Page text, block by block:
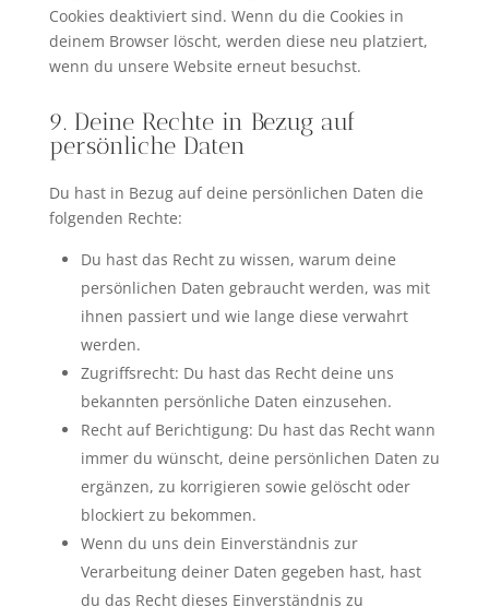
Cookies deaktiviert sind. Wenn du die Cookies in
deinem Browser löscht, werden diese neu platziert,
wenn du unsere Website erneut besuchst.
9. Deine Rechte in Bezug auf
persönliche Daten
Du hast in Bezug auf deine persönlichen Daten die
folgenden Rechte:
Du hast das Recht zu wissen, warum deine
persönlichen Daten gebraucht werden, was mit
ihnen passiert und wie lange diese verwahrt
werden.
Zugriffsrecht: Du hast das Recht deine uns
bekannten persönliche Daten einzusehen.
Recht auf Berichtigung: Du hast das Recht wann
immer du wünscht, deine persönlichen Daten zu
ergänzen, zu korrigieren sowie gelöscht oder
blockiert zu bekommen.
Wenn du uns dein Einverständnis zur
Verarbeitung deiner Daten gegeben hast, hast
du das Recht dieses Einverständnis zu